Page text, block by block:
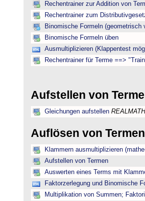
Rechentrainer zur Addition von
Rechentrainer zum
Binomische Formeln (geometrisch
Binomische Formeln üben
Ausmultiplizieren (Klappentest
Rechentrainer für Terme ==>
Aufstellen von
Gleichungen aufstellen REALMATH
Auflösen von Termen
Klammern ausmultiplizieren
Aufstellen von Termen
Auswerten eines Terms mit
Faktorzerlegung und Binomische
Multiplikation von Summen;